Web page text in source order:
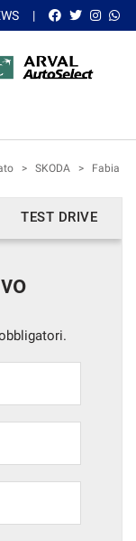
> SKODA > Fabia
TEST DRIVE